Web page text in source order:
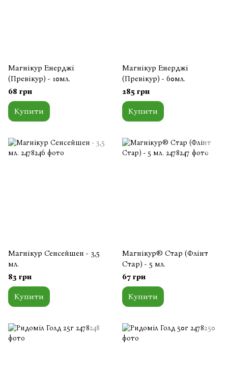
Магнікур Енерджі
(Превікур) - 10мл.
68 грн
Купити
Магнікур Енерджі
(Превікур) - 60мл.
285 грн
Купити
Магнікур Сенсейшен - 3,5
мл.
83 грн
Купити
Магнікур® Стар (Флінт
Стар) - 5 мл.
67 грн
Купити